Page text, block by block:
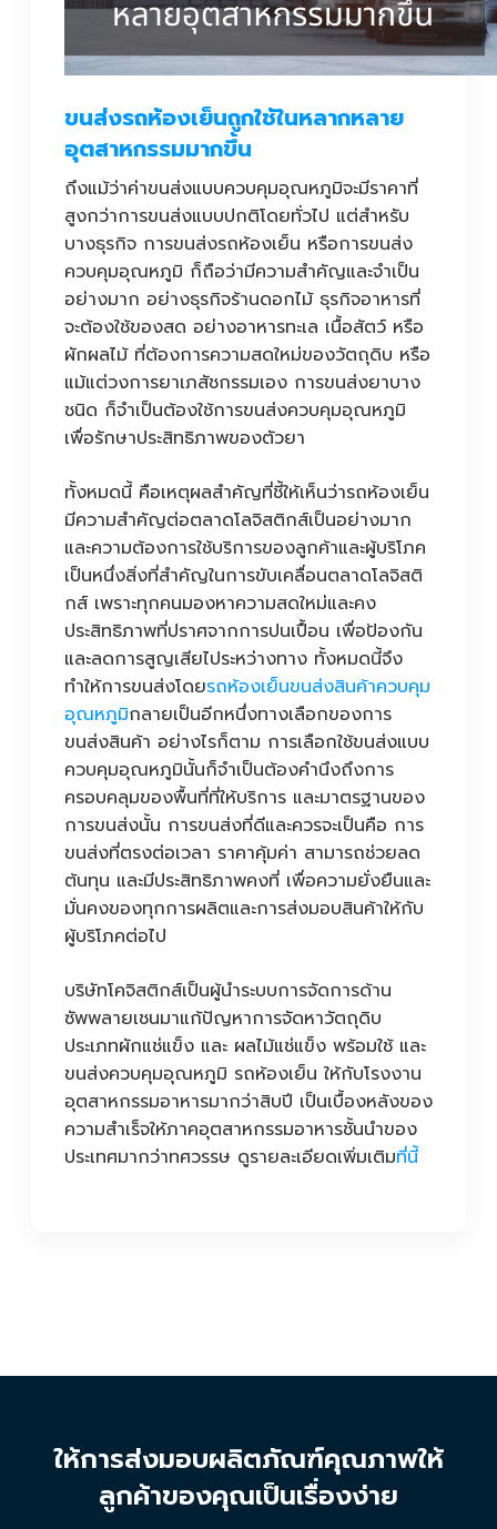
ขนส่งรถห้องเย็นถูกใช้ในหลากหลาย
อุตสาหกรรมมากขึ้น
ถึงแม้ว่าค่าขนส่งแบบควบคุมอุณหภูมิจะมีราคาที่
สูงกว่าการขนส่งแบบปกติโดยทั่วไป แต่สำหรับ
บางธุรกิจ การขนส่งรถห้องเย็น หรือการขนส่ง
ควบคุมอุณหภูมิ ก็ถือว่ามีความสำคัญและจำเป็น
อย่างมาก อย่างธุรกิจร้านดอกไม้ ธุรกิจอาหารที่
จะต้องใช้ของสด อย่างอาหารทะเล เนื้อสัตว์ หรือ
ผักผลไม้ ที่ต้องการความสดใหม่ของวัตถุดิบ หรือ
แม้แต่วงการยาเภสัชกรรมเอง การขนส่งยาบาง
ชนิด ก็จำเป็นต้องใช้การขนส่งควบคุมอุณหภูมิ
เพื่อรักษาประสิทธิภาพของตัวยา
ทั้งหมดนี้ คือเหตุผลสำคัญที่ชี้ให้เห็นว่ารถห้องเย็น
มีความสำคัญต่อตลาดโลจิสติกส์เป็นอย่างมาก
และความต้องการใช้บริการของลูกค้าและผู้บริโภค
เป็นหนึ่งสิ่งที่สำคัญในการขับเคลื่อนตลาดโลจิสติ
กส์ เพราะทุกคนมองหาความสดใหม่และคง
ประสิทธิภาพที่ปราศจากการปนเปื้อน เพื่อป้องกัน
และลดการสูญเสียไประหว่างทาง ทั้งหมดนี้จึง
ทำให้การขนส่งโดยรถห้องเย็นขนส่งสินค้าควบคุม
อุณหภูมิกลายเป็นอีกหนึ่งทางเลือกของการ
ขนส่งสินค้า อย่างไรก็ตาม การเลือกใช้ขนส่งแบบ
ควบคุมอุณหภูมินั้นก็จำเป็นต้องคำนึงถึงการ
ครอบคลุมของพื้นที่ที่ให้บริการ และมาตรฐานของ
การขนส่งนั้น การขนส่งที่ดีและควรจะเป็นคือ การ
ขนส่งที่ตรงต่อเวลา ราคาคุ้มค่า สามารถช่วยลด
ต้นทุน และมีประสิทธิภาพคงที่ เพื่อความยั่งยืนและ
มั่นคงของทุกการผลิตและการส่งมอบสินค้าให้กับ
ผู้บริโภคต่อไป
บริษัทโคจิสติกส์เป็นผู้นำระบบการจัดการด้าน
ซัพพลายเชนมาแก้ปัญหาการจัดหาวัตถุดิบ
ประเภทผักแช่แข็ง และ ผลไม้แช่แข็ง พร้อมใช้ และ
ขนส่งควบคุมอุณหภูมิ รถห้องเย็น ให้กับโรงงาน
อุตสาหกรรมอาหารมากว่าสิบปี เป็นเบื้องหลังของ
ความสำเร็จให้ภาคอุตสาหกรรมอาหารชั้นนำของ
ประเทศมากว่าทศวรรษ ดูรายละเอียดเพิ่มเติมที่นี้
ให้การส่งมอบผลิตภัณฑ์คุณภาพให้
ลูกค้าของคุณเป็นเรื่องง่าย